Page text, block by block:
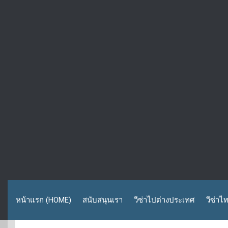
หน้าแรก (HOME) สนับสนุนเรา วีซ่าไปต่างประเทศ วีซ่าไ